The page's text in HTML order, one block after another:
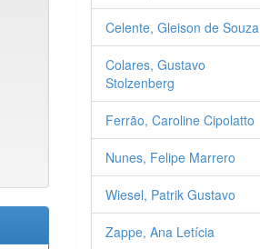
Celente, Gleison de Souza
Colares, Gustavo
Stolzenberg
Ferrão, Caroline Cipolatto
Nunes, Felipe Marrero
Wiesel, Patrik Gustavo
Zappe, Ana Letícia